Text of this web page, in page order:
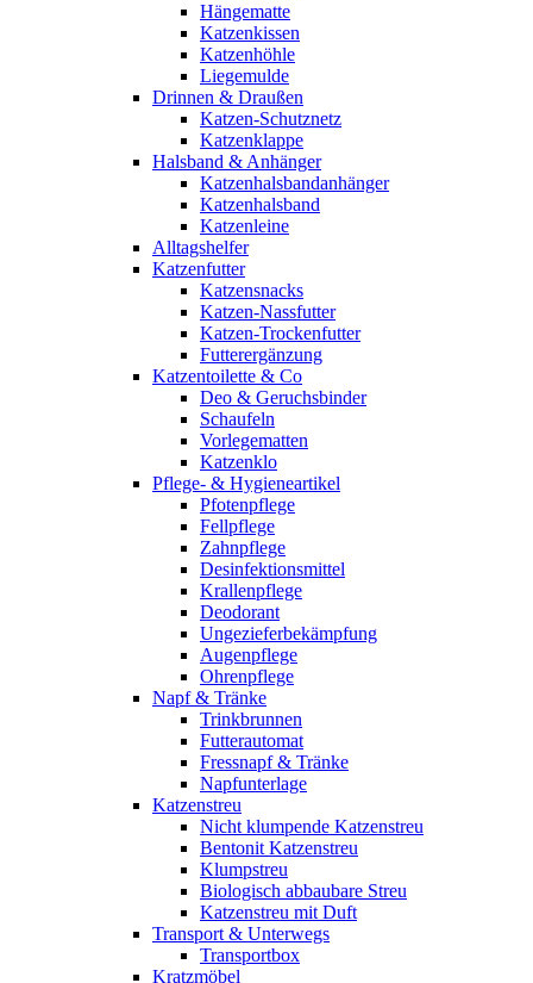
Hängematte
Katzenkissen
Katzenhöhle
Liegemulde
Drinnen & Draußen
Katzen-Schutznetz
Katzenklappe
Halsband & Anhänger
Katzenhalsbandanhänger
Katzenhalsband
Katzenleine
Alltagshelfer
Katzenfutter
Katzensnacks
Katzen-Nassfutter
Katzen-Trockenfutter
Futterergänzung
Katzentoilette & Co
Deo & Geruchsbinder
Schaufeln
Vorlegematten
Katzenklo
Pflege- & Hygieneartikel
Pfotenpflege
Fellpflege
Zahnpflege
Desinfektionsmittel
Krallenpflege
Deodorant
Ungezieferbekämpfung
Augenpflege
Ohrenpflege
Napf & Tränke
Trinkbrunnen
Futterautomat
Fressnapf & Tränke
Napfunterlage
Katzenstreu
Nicht klumpende Katzenstreu
Bentonit Katzenstreu
Klumpstreu
Biologisch abbaubare Streu
Katzenstreu mit Duft
Transport & Unterwegs
Transportbox
Kratzmöbel